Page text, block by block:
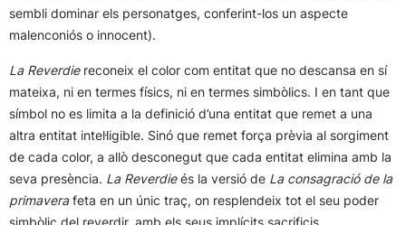
sembli dominar els personatges, conferint-los un aspecte
malenconiós o innocent).
La Reverdiereconeix el color com entitat que no descansa en sí
mateixa, ni en termes físics, ni en termes simbòlics. I en tant que
símbol no es limita a la definició d’una entitat que remet a una
altra entitat intel·ligible. Sinó que remet força prèvia al sorgiment
de cada color, a allò desconegut que cada entitat elimina amb la
seva presència. La Reverdieés la versió de La consagració de la
primaverafeta en un únic traç, on resplendeix tot el seu poder
simbòlic del reverdir, amb els seus implícits sacrificis.